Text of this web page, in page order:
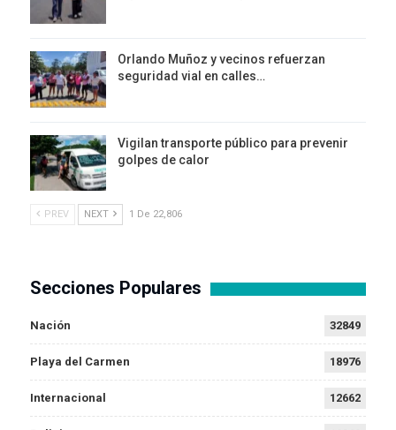
Orlando Muñoz y vecinos refuerzan
seguridad vial en calles…
Vigilan transporte público para prevenir
golpes de calor
PREV NEXT 1 De 22,806
Secciones Populares
Nación 32849
Playa del Carmen 18976
Internacional 12662